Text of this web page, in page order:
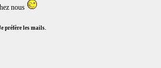
nous
préfère les mails.